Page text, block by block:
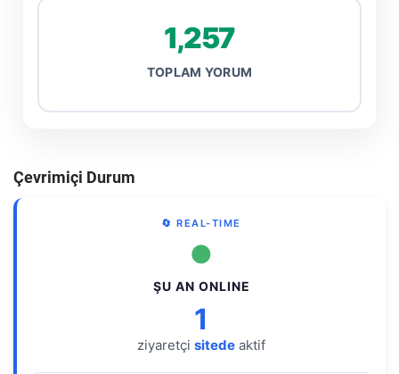
1,257
TOPLAM YORUM
Çevrimiçi Durum
🔄 REAL-TIME
●
ŞU AN ONLINE
1
ziyaretçi sitede aktif